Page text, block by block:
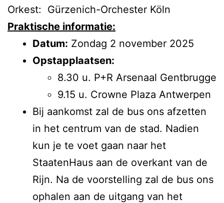
Orkest: Gürzenich-Orchester Köln
Praktische informatie:
Datum: Zondag 2 november 2025
Opstapplaatsen:
8.30 u. P+R Arsenaal Gentbrugge
9.15 u. Crowne Plaza Antwerpen
Bij aankomst zal de bus ons afzetten
in het centrum van de stad. Nadien
kun je te voet gaan naar het
StaatenHaus aan de overkant van de
Rijn. Na de voorstelling zal de bus ons
ophalen aan de uitgang van het